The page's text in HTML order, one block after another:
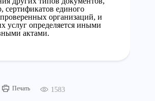
сертификатов единого
организаций, и
услуг определяется иными
актами.
Печать 1583